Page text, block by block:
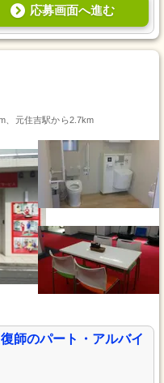
応募画面へ進む
、元住吉駅から2.7km
師のパート・アルバイ